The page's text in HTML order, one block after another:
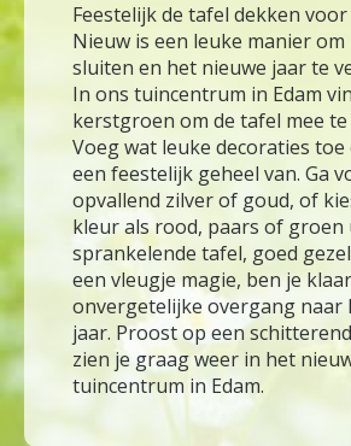
Feestelijk de tafel dekken voor
Nieuw is een leuke manier
sluiten en het nieuwe jaar te
In ons tuincentrum in Edam
kerstgroen om de tafel mee te
Voeg wat leuke decoraties toe
een feestelijk geheel van. Ga
opvallend zilver of goud, of
kleur als rood, paars of groen
sprankelende tafel, goed
een vleugje magie, ben je
onvergetelijke overgang naar
jaar. Proost op een
zien je graag weer in het
tuincentrum in Edam.